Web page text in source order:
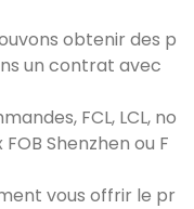
obtenir des p
un contrat avec
FCL, LCL, no
Shenzhen ou F
vous offrir le pr